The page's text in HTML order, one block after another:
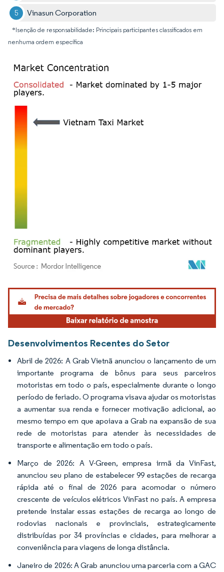
Vinasun Corporation
*Isenção de responsabilidade: Principais participantes classificados em
nenhuma ordem específica
Imagem © Mordor Intelligence. O reuso requer atribuição conforme CC BY 4.0.
Desenvolvimentos Recentes do Setor
Abril de 2026: A Grab Vietnã anunciou o lançamento de um
importante programa de bônus para seus parceiros
motoristas em todo o país, especialmente durante o longo
período de feriado. O programa visava ajudar os motoristas
a aumentar sua renda e fornecer motivação adicional, ao
mesmo tempo em que apoiava a Grab na expansão de sua
rede de motoristas para atender às necessidades de
transporte e alimentação em todo o país.
Março de 2026: A V-Green, empresa irmã da VinFast,
anunciou seu plano de estabelecer 99 estações de recarga
rápida até o final de 2026 para acomodar o número
crescente de veículos elétricos VinFast no país. A empresa
pretende instalar essas estações de recarga ao longo de
rodovias nacionais e provinciais, estrategicamente
distribuídas por 34 províncias e cidades, para melhorar a
conveniência para viagens de longa distância.
Janeiro de 2026: A Grab anunciou uma parceria com a GAC